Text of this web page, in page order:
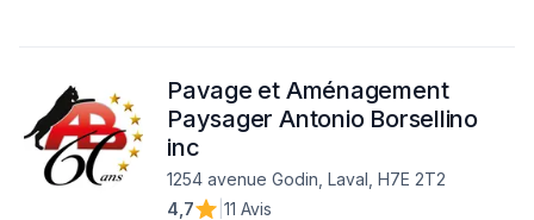
Transformons ensemble vos idées en réalité. Contactez-nous
dès maintenant.
Pavage et Aménagement
Paysager Antonio Borsellino
inc
1254 avenue Godin, Laval, H7E 2T2
4,7
11 Avis